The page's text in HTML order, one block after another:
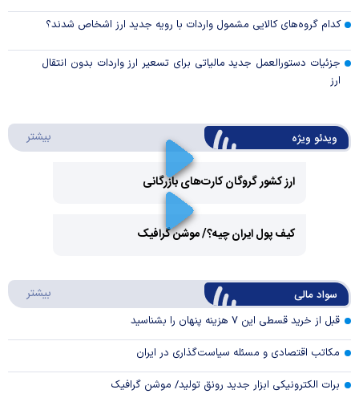
کدام گروه‌های کالایی مشمول واردات با رویه جدید ارز اشخاص شدند؟
جزئیات دستورالعمل جدید مالیاتی برای تسعیر ارز واردات بدون انتقال
ارز
ویدئو ویژه بیشتر
ارز کشور گروگان کارت‌های بازرگانی
Video
کیف پول ایران چیه؟/ موشن گرافیک
سواد مالی بیشتر
قبل از خرید قسطی این ۷ هزینه پنهان را بشناسید
مکاتب اقتصادی و مسئله سیاست‌گذاری در ایران
برات الکترونیکی ابزار جدید رونق تولید/ موشن گرافیک